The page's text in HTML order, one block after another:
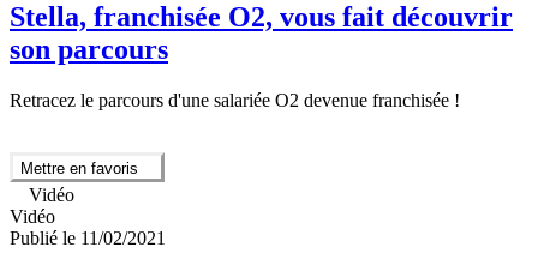
Stella, franchisée O2, vous fait découvrir
son parcours
Retracez le parcours d'une salariée O2 devenue franchisée !
Mettre en favoris
Vidéo
Vidéo
Publié le 11/02/2021